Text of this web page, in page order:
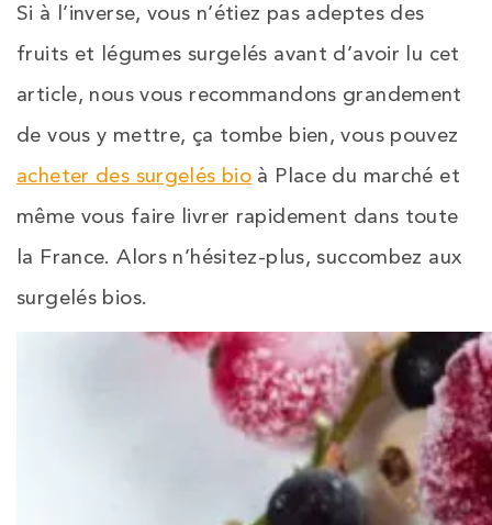
Si à l’inverse, vous n’étiez pas adeptes des
fruits et légumes surgelés avant d’avoir lu cet
article, nous vous recommandons grandement
de vous y mettre, ça tombe bien, vous pouvez
acheter des surgelés bio à Place du marché et
même vous faire livrer rapidement dans toute
la France. Alors n’hésitez-plus, succombez aux
surgelés bios.